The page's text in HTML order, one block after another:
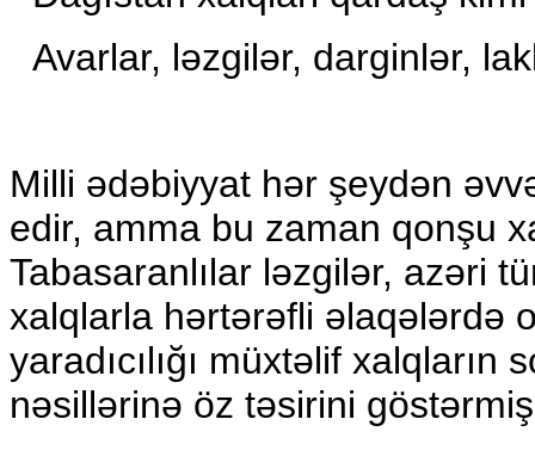
Avarlar, ləzgilər, darginlər,
Milli ədəbiyyat hər şeydən
edir, amma bu zaman qonşu
Tabasaranlılar ləzgilər, azəri
xalqlarla hərtərəfli əlaqələrdə
yaradıcılığı müxtəlif xalqların
nəsillərinə öz təsirini